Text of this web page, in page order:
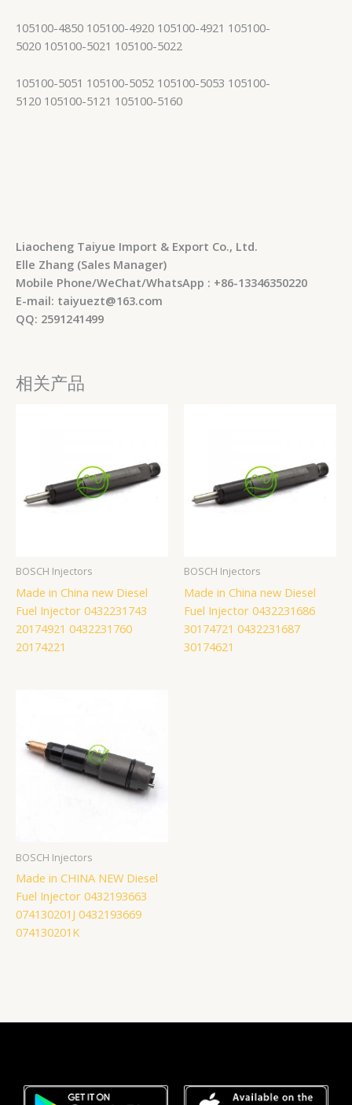
105100-4850 105100-4920 105100-4921 105100-
5020 105100-5021 105100-5022
105100-5051 105100-5052 105100-5053 105100-
5120 105100-5121 105100-5160
Liaocheng Taiyue Import & Export Co., Ltd.
Elle Zhang (Sales Manager)
Mobile Phone/WeChat/WhatsApp : +86-13346350220
E-mail: taiyuezt@163.com
QQ: 2591241499
相关产品
BOSCH Injectors
Made in China new Diesel
Fuel Injector 0432231743
20174921 0432231760
20174221
BOSCH Injectors
Made in China new Diesel
Fuel Injector 0432231686
30174721 0432231687
30174621
BOSCH Injectors
Made in CHINA NEW Diesel
Fuel Injector 0432193663
074130201J 0432193669
074130201K